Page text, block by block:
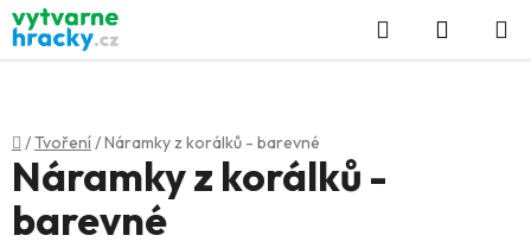
Přejít
na
obsah
Hledat
KOŠÍK
Domů
/Tvoření/Náramky z korálků - barevné
Náramky z korálků -
barevné